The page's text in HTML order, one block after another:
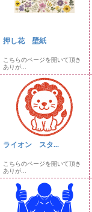
押し花 壁紙
こちらのページを開いて頂き
ありが...
ライオン スタ...
こちらのページを開いて頂き
ありが...